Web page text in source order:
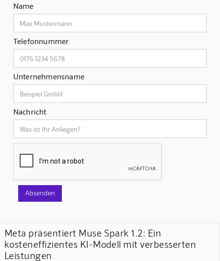
Name
Telefonnummer
Unternehmensname
Nachricht
Meta präsentiert Muse Spark 1.2: Ein
kosteneffizientes KI-Modell mit verbesserten
Leistungen